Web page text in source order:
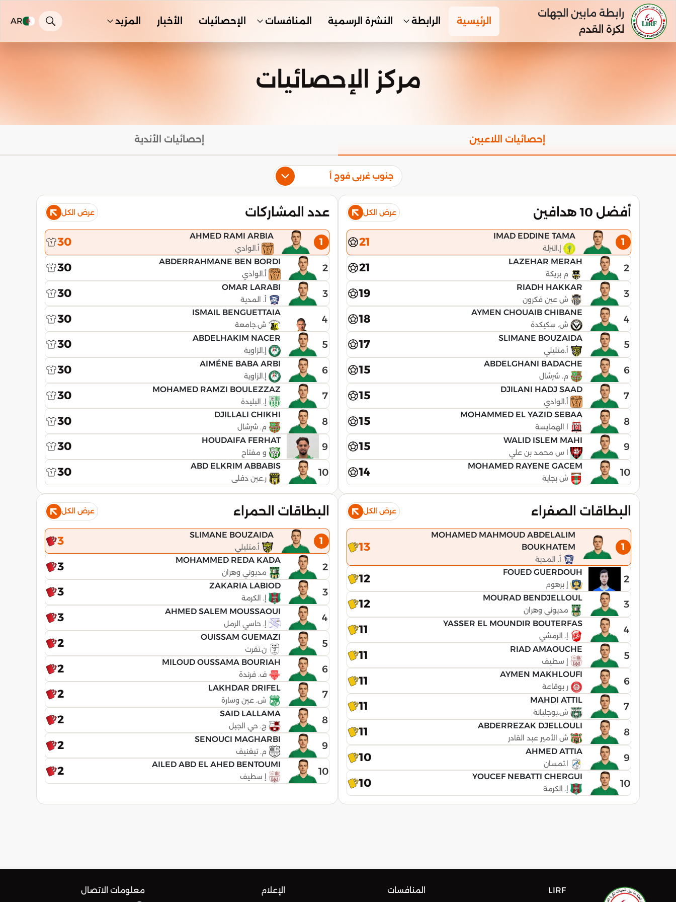
رابطة مابين الجهات
لكرة القدم
الرئيسية الرابطة النشرة الرسمية المنافسات الإحصائيات الأخبار المزيد AR
مركز الإحصائيات
إحصائيات اللاعبين إحصائيات الأندية
جنوب غربي فوج أ
أفضل 10 هدافين عرض الكل
1
IMAD EDDINE TAMA
إ.النزلة 21
2
LAZEHAR MERAH
م بريكة 21
3
RIADH HAKKAR
ش عين فكرون 19
4
AYMEN CHOUAIB CHIBANE
ش. سكيكدة 18
5
SLIMANE BOUZAIDA
أ.متليلي 17
6
ABDELGHANI BADACHE
م. شرشال 15
7
DJILANI HADJ SAAD
أ.الوادي 15
8
MOHAMMED EL YAZID SEBAA
ا الهمايسة 15
9
WALID ISLEM MAHI
ا س محمد بن علي 15
10
MOHAMED RAYENE GACEM
ش بجاية 14
عدد المشاركات عرض الكل
1
AHMED RAMI ARBIA
أ.الوادي 30
2
ABDERRAHMANE BEN BORDI
أ.الوادي 30
3
OMAR LARABI
أ. المدية 30
4
ISMAIL BENGUETTAIA
ش.جامعة 30
5
ABDELHAKIM NACER
إ.الزاوية 30
6
AIMÉNE BABA ARBI
إ.الزاوية 30
7
MOHAMED RAMZI BOULEZZAZ
إ. البليدة 30
8
DJILLALI CHIKHI
م. شرشال 30
9
HOUDAIFA FERHAT
و مفتاح 30
10
ABD ELKRIM ABBABIS
ر.عين دفلى 30
البطاقات الصفراء عرض الكل
1
MOHAMED MAHMOUD ABDELALIM
BOUKHATEM
أ. المدية
13
2
FOUED GUERDOUH
إ برهوم 12
3
MOURAD BENDJELLOUL
مديوني وهران 12
4
YASSER EL MOUNDIR BOUTERFAS
إ. الرمشي 11
5
RIAD AMAOUCHE
إ سطيف 11
6
AYMEN MAKHLOUFI
ر بوقاعة 11
7
MAHDI ATTIL
ش.بوجلبانة 11
8
ABDERREZAK DJELLOULI
ش الأمير عبد القادر 11
9
AHMED ATTIA
ا.تمسان 10
10
YOUCEF NEBATTI CHERGUI
إ. الكرمة 10
البطاقات الحمراء عرض الكل
1
SLIMANE BOUZAIDA
أ.متليلي 3
2
MOHAMMED REDA KADA
مديوني وهران 3
3
ZAKARIA LABIOD
إ. الكرمة 3
4
AHMED SALEM MOUSSAOUI
إ. حاسي الرمل 3
5
OUISSAM GUEMAZI
ن.تقرت 2
6
MILOUD OUSSAMA BOURIAH
ف. فرندة 2
7
LAKHDAR DRIFEL
ش. عين وسارة 2
8
SAID LALLAMA
ج. حي الجبل 2
9
SENOUCI MAGHARBI
م. تيغنيف 2
10
AILED ABD EL AHED BENTOUMI
إ سطيف 2
LIRF المنافسات الإعلام معلومات الاتصال